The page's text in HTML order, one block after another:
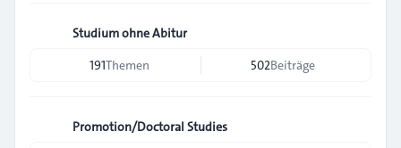
Studium ohne Abitur
191Themen 502Beiträge
Promotion/Doctoral Studies